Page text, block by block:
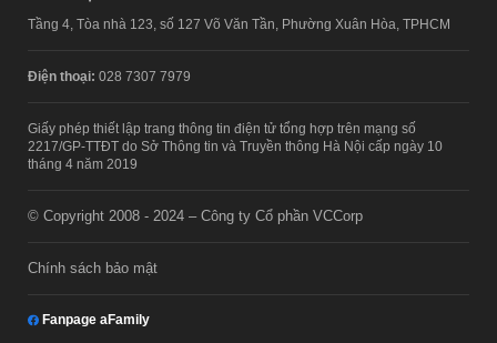
Tầng 4, Tòa nhà 123, số 127 Võ Văn Tần, Phường Xuân Hòa, TPHCM
Điện thoại: 028 7307 7979
Giấy phép thiết lập trang thông tin điện tử tổng hợp trên mạng số
2217/GP-TTĐT do Sở Thông tin và Truyền thông Hà Nội cấp ngày 10
tháng 4 năm 2019
© Copyright 2008 - 2024 – Công ty Cổ phần VCCorp
Chính sách bảo mật
Fanpage aFamily